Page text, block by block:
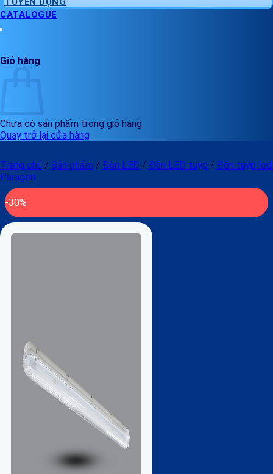
CATALOGUE
Giỏ hàng
Chưa có sản phẩm trong giỏ hàng.
Quay trở lại cửa hàng
Trang chủ / Sản phẩm / Đèn LED / Đèn LED tuýp / Đèn tuýp led
Paragon
-30%